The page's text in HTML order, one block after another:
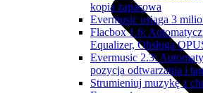
kopia zapasowa
Evermusic osiąga 3
Flacbox 1.6:
Equalizer, Obsługa
Evermusic 2.3:
pozycja odtwarzania i
Strumieniuj muzykę z